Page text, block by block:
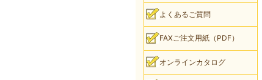
よくあるご質問
FAXご注文用紙（PDF）
オンラインカタログ